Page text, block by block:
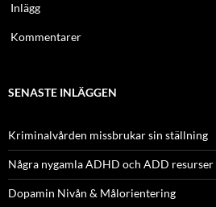
Inlägg
Kommentarer
SENASTE INLÄGGEN
Kriminalvården missbrukar sin ställning
Några nygamla ADHD och ADD resurser
Dopamin Nivån & Målorientering